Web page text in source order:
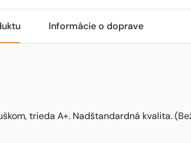
Informácie o doprave
trieda A+. Nadštandardná kvalita.